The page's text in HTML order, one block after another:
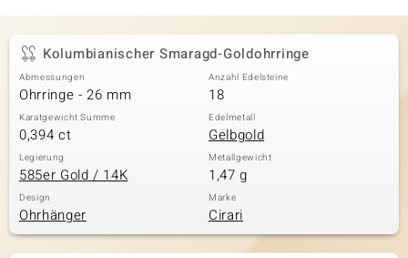
Kolumbianischer Smaragd-Goldohrringe
Abmessungen
Ohrringe - 26 mm
Anzahl Edelsteine
18
Karatgewicht Summe
0,394 ct
Edelmetall
Gelbgold
Legierung
585er Gold / 14K
Metallgewicht
1,47 g
Design
Ohrhänger
Marke
Cirari